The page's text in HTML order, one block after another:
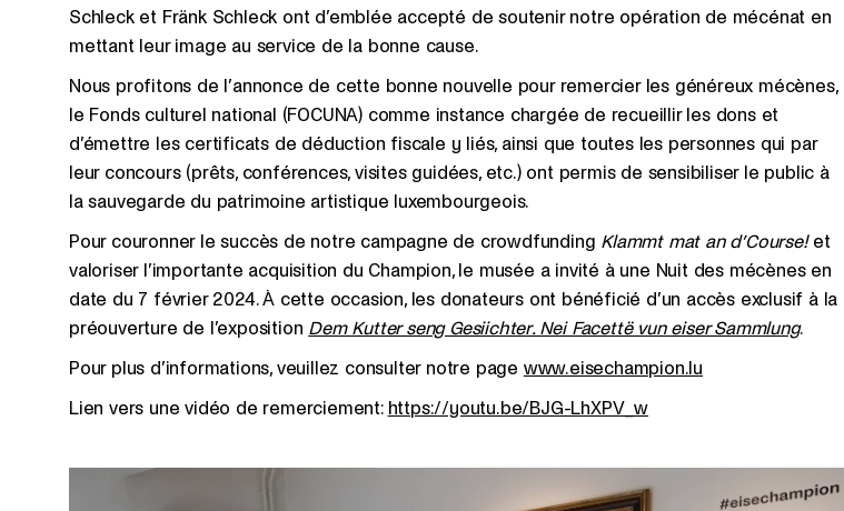
Schleck et Fränk Schleck ont d’emblée accepté de soutenir notre opération de mécénat en
mettant leur image au service de la bonne cause.
Nous profitons de l’annonce de cette bonne nouvelle pour remercier les généreux mécènes,
le Fonds culturel national (FOCUNA) comme instance chargée de recueillir les dons et
d’émettre les certificats de déduction fiscale y liés, ainsi que toutes les personnes qui par
leur concours (prêts, conférences, visites guidées, etc.) ont permis de sensibiliser le public à
la sauvegarde du patrimoine artistique luxembourgeois.
Pour couronner le succès de notre campagne de crowdfunding Klammt mat an d’Course! et
valoriser l’importante acquisition du Champion, le musée a invité à une Nuit des mécènes en
date du 7 février 2024. À cette occasion, les donateurs ont bénéficié d’un accès exclusif à la
préouverture de l’exposition Dem Kutter seng Gesiichter. Nei Facettë vun eiser Sammlung.
Pour plus d’informations, veuillez consulter notre page www.eisechampion.lu
Lien vers une vidéo de remerciement: https://youtu.be/BJG-LhXPV_w